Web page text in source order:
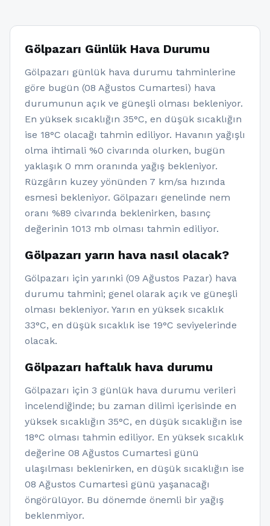
Gölpazarı Günlük Hava Durumu
Gölpazarı günlük hava durumu tahminlerine
göre bugün (08 Ağustos Cumartesi) hava
durumunun açık ve güneşli olması bekleniyor.
En yüksek sıcaklığın 35°C, en düşük sıcaklığın
ise 18°C olacağı tahmin ediliyor. Havanın yağışlı
olma ihtimali %0 civarında olurken, bugün
yaklaşık 0 mm oranında yağış bekleniyor.
Rüzgârın kuzey yönünden 7 km/sa hızında
esmesi bekleniyor. Gölpazarı genelinde nem
oranı %89 civarında beklenirken, basınç
değerinin 1013 mb olması tahmin ediliyor.
Gölpazarı yarın hava nasıl olacak?
Gölpazarı için yarınki (09 Ağustos Pazar) hava
durumu tahmini; genel olarak açık ve güneşli
olması bekleniyor. Yarın en yüksek sıcaklık
33°C, en düşük sıcaklık ise 19°C seviyelerinde
olacak.
Gölpazarı haftalık hava durumu
Gölpazarı için 3 günlük hava durumu verileri
incelendiğinde; bu zaman dilimi içerisinde en
yüksek sıcaklığın 35°C, en düşük sıcaklığın ise
18°C olması tahmin ediliyor. En yüksek sıcaklık
değerine 08 Ağustos Cumartesi günü
ulaşılması beklenirken, en düşük sıcaklığın ise
08 Ağustos Cumartesi günü yaşanacağı
öngörülüyor. Bu dönemde önemli bir yağış
beklenmiyor.